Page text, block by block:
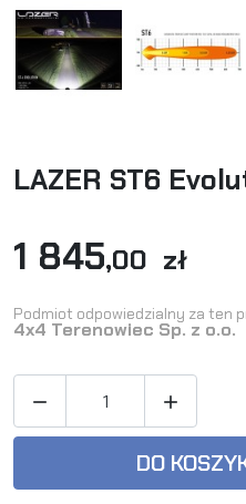
LAZER ST6
1 845,00 zł
Podmiot odpowiedzialny za ten
4x4 Terenowiec Sp. z o.o.
 
DO